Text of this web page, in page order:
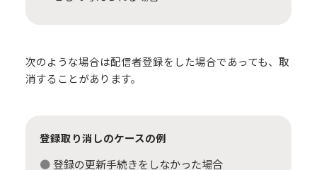
次のような場合は配信者登録をした場合であっても、取
消することがあります。
登録取り消しのケースの例
登録の更新手続きをしなかった場合